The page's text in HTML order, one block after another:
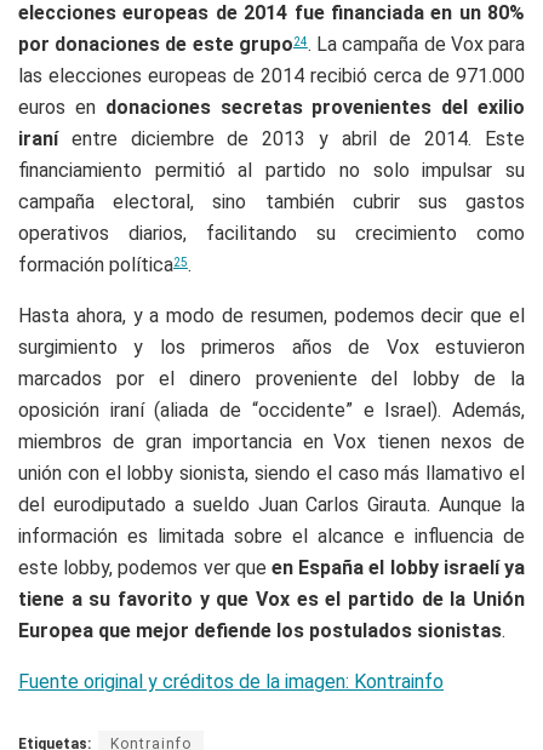
elecciones europeas de 2014 fue financiada en un 80%
por donaciones de este grupo24. La campaña de Vox para
las elecciones europeas de 2014 recibió cerca de 971.000
euros en donaciones secretas provenientes del exilio
iraníentre diciembre de 2013 y abril de 2014. Este
financiamiento permitió al partido no solo impulsar su
campaña electoral, sino también cubrir sus gastos
operativos diarios, facilitando su crecimiento como
formación política25.
Hasta ahora, y a modo de resumen, podemos decir que el
surgimiento y los primeros años de Vox estuvieron
marcados por el dinero proveniente del lobby de la
oposición iraní (aliada de “occidente” e Israel). Además,
miembros de gran importancia en Vox tienen nexos de
unión con el lobby sionista, siendo el caso más llamativo el
del eurodiputado a sueldo Juan Carlos Girauta. Aunque la
información es limitada sobre el alcance e influencia de
este lobby, podemos ver que en España el lobby israelí ya
tiene a su favorito y que Vox es el partido de la Unión
Europea que mejor defiende los postulados sionistas.
Fuente original y créditos de la imagen: Kontrainfo
Etiquetas: Kontrainfo